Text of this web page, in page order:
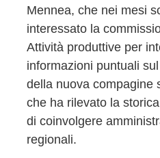
Mennea, che nei mesi
interessato la
Attività produttive per
informazioni puntuali
della nuova compagine
che ha rilevato la
di coinvolgere
regionali.